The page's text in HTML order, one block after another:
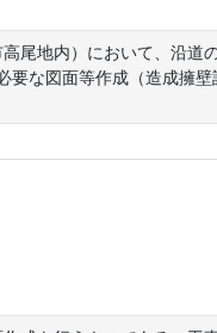
尾地内）において、沿道
な図面等作成（造成擁